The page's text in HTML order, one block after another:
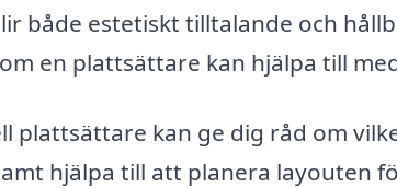
både estetiskt tilltalande och
en plattsättare kan hjälpa till
plattsättare kan ge dig råd om
hjälpa till att planera layouten